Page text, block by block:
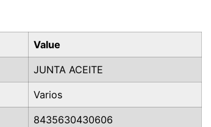
Value
JUNTA ACEITE
Varios
8435630430606